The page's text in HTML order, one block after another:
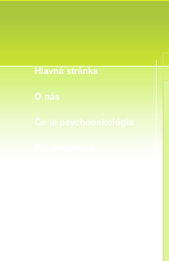
Hlavná stránka
O nás
Čo je psychoonkológia